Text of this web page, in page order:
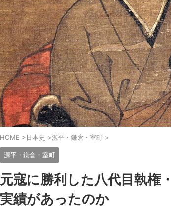
HOME >日本史 >源平・鎌倉・室町 >
源平・鎌倉・室町
元寇に勝利した八代目執権
実績があったのか